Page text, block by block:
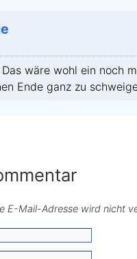
Das wäre wohl ein noch
Ende ganz zu
E-Mail-Adresse wird nicht